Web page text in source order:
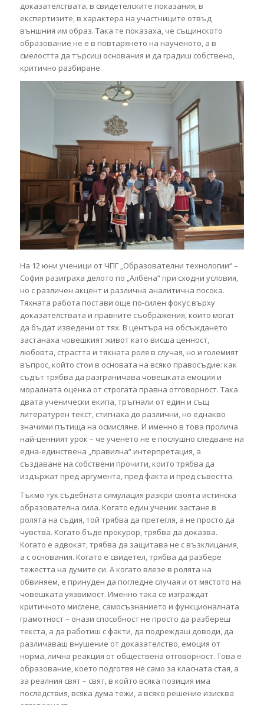
доказателствата, в свидетелските показания, в
експертизите, в характера на участниците отвъд
външния им образ. Така те показаха, че същинското
образование не е в повтарянето на наученото, а в
смелостта да търсиш основания и да градиш собствено,
критично разбиране.
На 12 юни ученици от ЧПГ „Образователни технологии“ –
София разиграха делото по „Албена“ при сходни условия,
но с различен акцент и различна аналитична посока.
Тяхната работа постави още по-силен фокус върху
доказателствата и правните съображения, които могат
да бъдат изведени от тях. В центъра на обсъждането
застанаха човешкият живот като висша ценност,
любовта, страстта и тяхната роля в случая, но и големият
въпрос, който стои в основата на всяко правосъдие: как
съдът трябва да разграничава човешката емоция и
моралната оценка от строгата правна отговорност. Така
двата ученически екипа, тръгнали от един и същ
литературен текст, стигнаха до различни, но еднакво
значими пътища на осмисляне. И именно в това пролича
най-ценният урок – че ученето не е послушно следване на
една-единствена „правилна“ интерпретация, а
създаване на собствени прочити, които трябва да
издържат пред аргумента, пред факта и пред съвестта.
Тъкмо тук съдебната симулация разкри своята истинска
образователна сила. Когато един ученик застане в
ролята на съдия, той трябва да претегля, а не просто да
чувства. Когато бъде прокурор, трябва да доказва.
Когато е адвокат, трябва да защитава не с възклицания,
а с основания. Когато е свидетел, трябва да разбере
тежестта на думите си. А когато влезе в ролята на
обвиняем, е принуден да погледне случая и от мястото на
човешката уязвимост. Именно така се изграждат
критичното мислене, самосъзнанието и функционалната
грамотност – онази способност не просто да разбереш
текста, а да работиш с факти, да подреждаш доводи, да
различаваш внушение от доказателство, емоция от
норма, лична реакция от обществена отговорност. Това е
образование, което подготвя не само за класната стая, а
за реалния свят – свят, в който всяка позиция има
последствия, всяка дума тежи, а всяко решение изисква